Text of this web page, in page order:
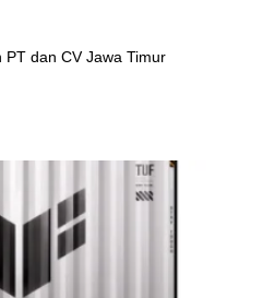
PT dan CV Jawa Timur